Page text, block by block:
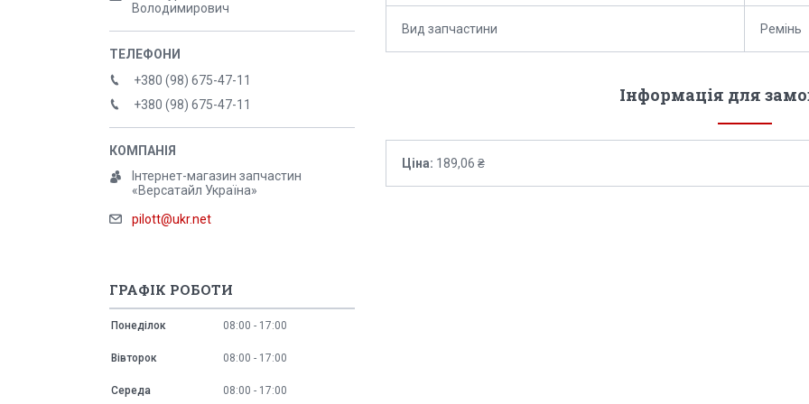
Вид запчастини Ремінь
Інформація для
Ціна: 189,06 ₴
Володимирович
+380 (98) 675-47-11
+380 (98) 675-47-11
Інтернет-магазин запчастин
«Версатайл Україна»
pilott@ukr.net
ГРАФІК РОБОТИ
Понеділок 08:00 17:00
Вівторок 08:00 17:00
Середа 08:00 17:00